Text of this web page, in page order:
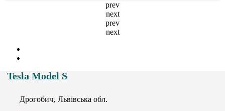
prev
next
prev
next
Tesla Model S
Дрогобич Львівська обл.